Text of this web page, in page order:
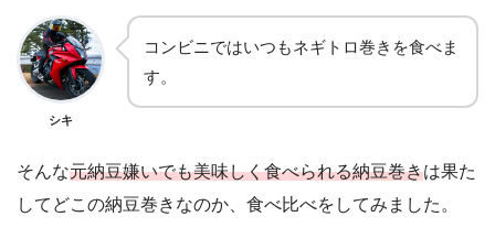
シキ
コンビニではいつもネギトロ巻きを食べま
す。
そんな元納豆嫌いでも美味しく食べられる納豆巻きは果た
してどこの納豆巻きなのか、食べ比べをしてみました。